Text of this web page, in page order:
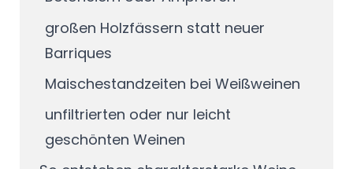
großen Holzfässern statt neuer
Barriques
Maischestandzeiten bei Weißweinen
unfiltrierten oder nur leicht
geschönten Weinen